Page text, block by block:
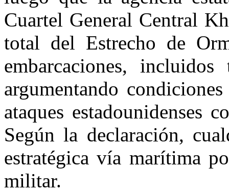
Cuartel General Central
total del Estrecho de
embarcaciones,
argumentando
ataques estadounidenses
Según la declaración,
estratégica vía marítima
militar.